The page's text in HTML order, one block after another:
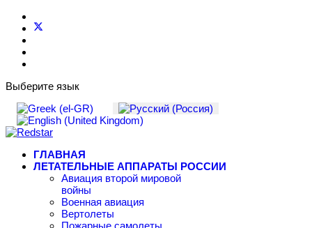
Выберите язык
ГЛАВНАЯ
ЛЕТАТЕЛЬНЫЕ АППАРАТЫ РОССИИ
Авиация второй мировой
войны
Военная авиация
Вертолеты
Пожарные самолеты